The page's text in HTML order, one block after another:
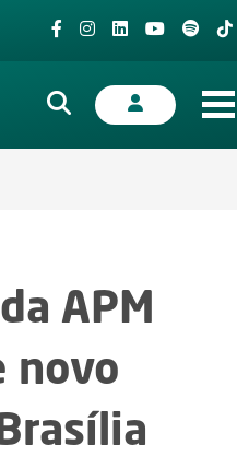
APM
novo